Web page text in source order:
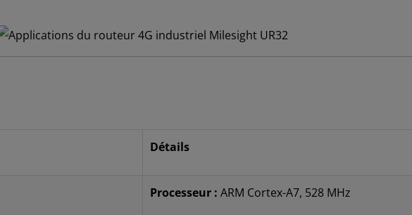
Détails
Processeur : ARM Cortex-A7, 528 MHz